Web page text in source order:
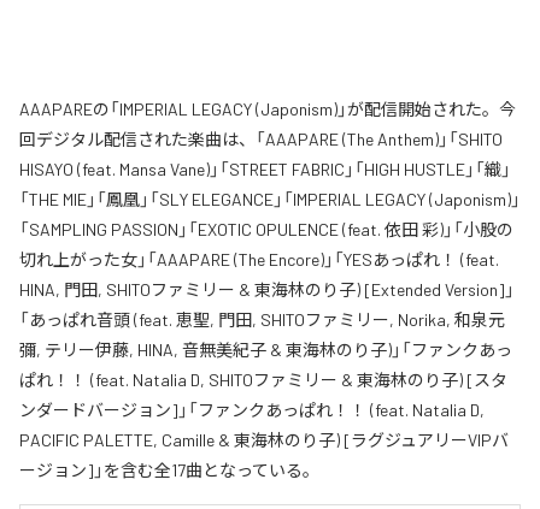
AAAPAREの「IMPERIAL LEGACY (Japonism)」が配信開始された。今
回デジタル配信された楽曲は、「AAAPARE (The Anthem)」「SHITO
HISAYO (feat. Mansa Vane)」「STREET FABRIC」「HIGH HUSTLE」「織」
「THE MIE」「鳳凰」「SLY ELEGANCE」「IMPERIAL LEGACY (Japonism)」
「SAMPLING PASSION」「EXOTIC OPULENCE (feat. 依田 彩)」「小股の
切れ上がった女」「AAAPARE (The Encore)」「YESあっぱれ！ (feat.
HINA, 門田, SHITOファミリー & 東海林のり子) [Extended Version]」
「あっぱれ音頭 (feat. 恵聖, 門田, SHITOファミリー, Norika, 和泉元
彌, テリー伊藤, HINA, 音無美紀子 & 東海林のり子)」「ファンクあっ
ぱれ！！ (feat. Natalia D, SHITOファミリー & 東海林のり子) [スタ
ンダードバージョン]」「ファンクあっぱれ！！ (feat. Natalia D,
PACIFIC PALETTE, Camille & 東海林のり子) [ラグジュアリーVIPバ
ージョン]」を含む全17曲となっている。